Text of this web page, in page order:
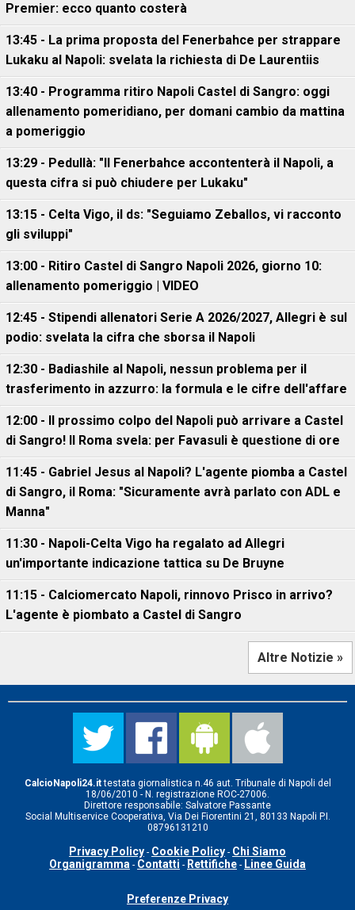
Premier: ecco quanto costerà
13:45 - La prima proposta del Fenerbahce per strappare
Lukaku al Napoli: svelata la richiesta di De Laurentiis
13:40 - Programma ritiro Napoli Castel di Sangro: oggi
allenamento pomeridiano, per domani cambio da mattina
a pomeriggio
13:29 - Pedullà: "Il Fenerbahce accontenterà il Napoli, a
questa cifra si può chiudere per Lukaku"
13:15 - Celta Vigo, il ds: "Seguiamo Zeballos, vi racconto
gli sviluppi"
13:00 - Ritiro Castel di Sangro Napoli 2026, giorno 10:
allenamento pomeriggio | VIDEO
12:45 - Stipendi allenatori Serie A 2026/2027, Allegri è sul
podio: svelata la cifra che sborsa il Napoli
12:30 - Badiashile al Napoli, nessun problema per il
trasferimento in azzurro: la formula e le cifre dell'affare
12:00 - Il prossimo colpo del Napoli può arrivare a Castel
di Sangro! Il Roma svela: per Favasuli è questione di ore
11:45 - Gabriel Jesus al Napoli? L'agente piomba a Castel
di Sangro, il Roma: "Sicuramente avrà parlato con ADL e
Manna"
11:30 - Napoli-Celta Vigo ha regalato ad Allegri
un'importante indicazione tattica su De Bruyne
11:15 - Calciomercato Napoli, rinnovo Prisco in arrivo?
L'agente è piombato a Castel di Sangro
Altre Notizie »
CalcioNapoli24.ittestata giornalistica n.46 aut. Tribunale di Napoli del
18/06/2010 - N. registrazione ROC-27006.
Direttore responsabile: Salvatore Passante
Social Multiservice Cooperativa, Via Dei Fiorentini 21, 80133 Napoli P.I.
08796131210
Privacy Policy - Cookie Policy - Chi Siamo
Organigramma - Contatti - Rettifiche - Linee Guida
Preferenze Privacy